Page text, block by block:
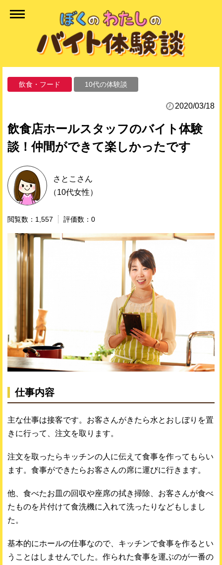
飲食・フード 10代の体験談
2020/03/18
飲食店ホールスタッフのバイト体験
談！仲間ができて楽しかったです
さとこ さん
（10代女性）
1,557 0
仕事内容
主な仕事は接客です。お客さんがきたら水とおしぼりを置
きに行って、注文を取ります。
注文を取ったらキッチンの人に伝えて食事を作ってもらい
ます。食事ができたらお客さんの席に運びに行きます。
他、食べたお皿の回収や座席の拭き掃除、お客さんが食べ
たものを片付けて食洗機に入れて洗ったりなどもしまし
た。
基本的にホールの仕事なので、キッチンで食事を作るとい
うことはしませんでした。作られた食事を運ぶのが一番の